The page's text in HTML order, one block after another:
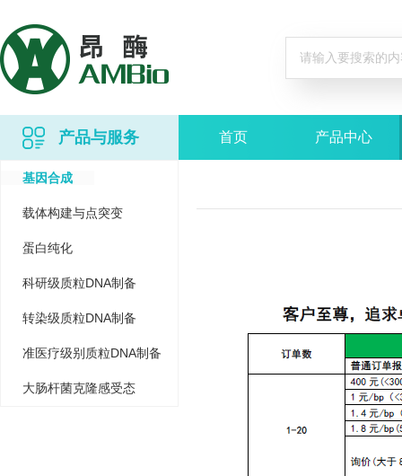
产品与服务 首页 产品中心
基因合成
载体构建与点突变
蛋白纯化
科研级质粒DNA制备
转染级质粒DNA制备
准医疗级别质粒DNA制备
大肠杆菌克隆感受态